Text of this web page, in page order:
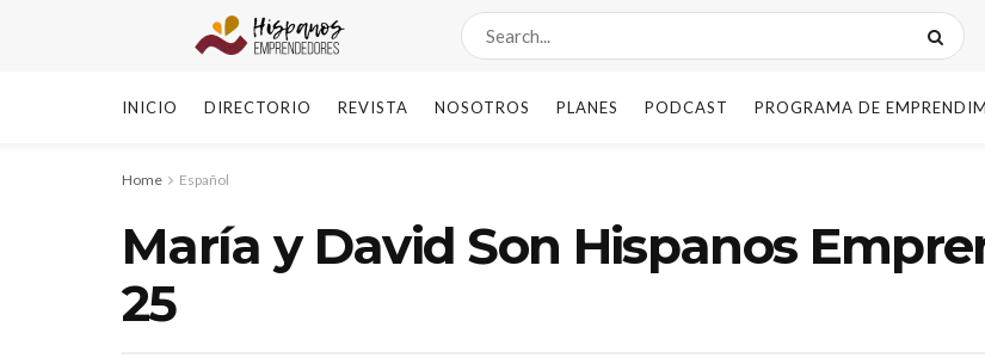
INICIO DIRECTORIO REVISTA NOSOTROS PLANES PODCAST PROGRAMA DE
Home Español
María y David Son Hispanos
25